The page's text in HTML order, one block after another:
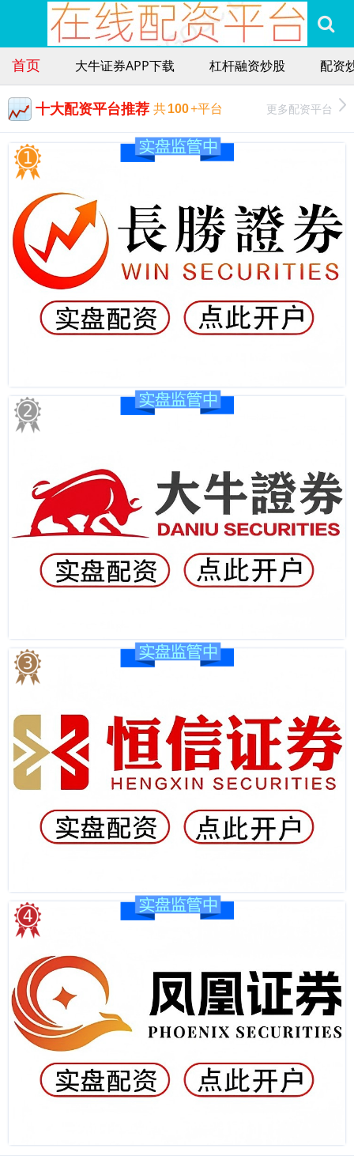
首页 大牛证券APP下载 杠杆融资炒股 配资
十大配资平台推荐 共100+平台 更多配资平台